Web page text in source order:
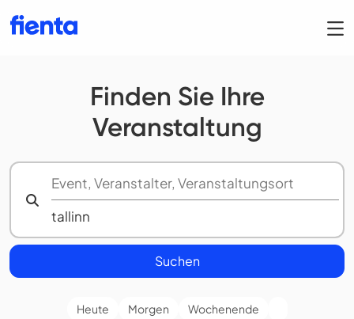
Finden Sie Ihre
Veranstaltung
Suchen
Heute Morgen Wochenende